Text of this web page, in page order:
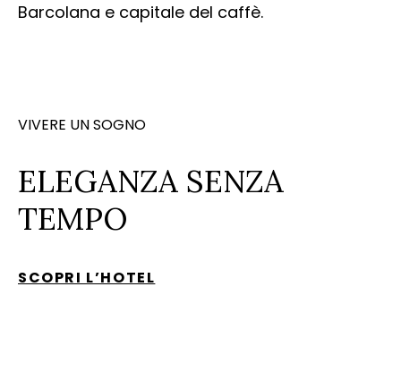
Barcolana e capitale del caffè.
VIVERE UN SOGNO
ELEGANZA SENZA
TEMPO
SCOPRI L’HOTEL